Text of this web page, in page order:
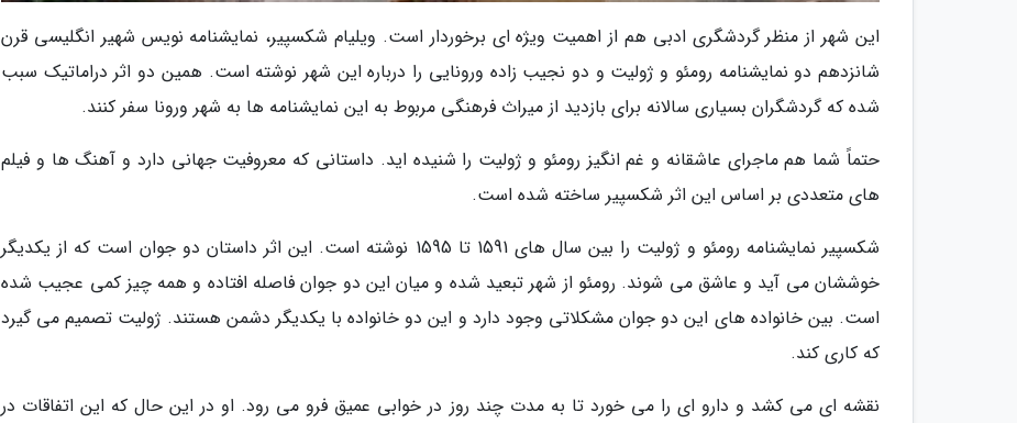
این شهر از منظر گردشگری ادبی هم از اهمیت ویژه ای برخوردار است. ویلیام شکسپیر، نمایشنامه نویس شهیر انگلیسی قرن
شانزدهم دو نمایشنامه رومئو و ژولیت و دو نجیب زاده ورونایی را درباره این شهر نوشته است. همین دو اثر دراماتیک سبب
شده که گردشگران بسیاری سالانه برای بازدید از میراث فرهنگی مربوط به این نمایشنامه ها به شهر ورونا سفر کنند.
حتماً شما هم ماجرای عاشقانه و غم انگیز رومئو و ژولیت را شنیده اید. داستانی که معروفیت جهانی دارد و آهنگ ها و فیلم
های متعددی بر اساس این اثر شکسپیر ساخته شده است.
شکسپیر نمایشنامه رومئو و ژولیت را بین سال های 1591 تا 1595 نوشته است. این اثر داستان دو جوان است که از یکدیگر
خوششان می آید و عاشق می شوند. رومئو از شهر تبعید شده و میان این دو جوان فاصله افتاده و همه چیز کمی عجیب شده
است. بین خانواده های این دو جوان مشکلاتی وجود دارد و این دو خانواده با یکدیگر دشمن هستند. ژولیت تصمیم می گیرد
که کاری کند.
نقشه ای می کشد و دارو ای را می خورد تا به مدت چند روز در خوابی عمیق فرو می رود. او در این حال که این اتفاقات در